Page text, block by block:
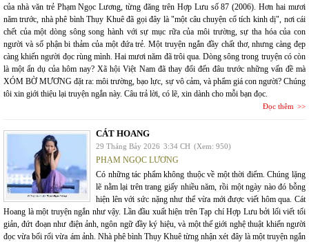
của nhà văn trẻ Phạm Ngọc Lương, từng đăng trên Hợp Lưu số 87 (2006). Hơn hai mươi
năm trước, nhà phê bình Thụy Khuê đã gọi đây là "một câu chuyện cổ tích kinh dị", nơi cái
chết của một dòng sông song hành với sự mục rữa của môi trường, sự tha hóa của con
người và số phận bi thảm của một đứa trẻ. Một truyện ngắn đầy chất thơ, nhưng càng đẹp
càng khiến người đọc rùng mình. Hai mươi năm đã trôi qua. Dòng sông trong truyện có còn
là một ẩn dụ của hôm nay? Xã hội Việt Nam đã thay đổi đến đâu trước những vấn đề mà
XÓM BỜ MƯƠNG đặt ra: môi trường, bạo lực, sự vô cảm, và phẩm giá con người? Chúng
tôi xin giới thiệu lại truyện ngắn này. Câu trả lời, có lẽ, xin dành cho mỗi bạn đọc.
Đọc thêm
CÁT HOANG
29 Tháng Bảy 2026 3:34 CH (Xem: 950)
PHẠM NGỌC LƯƠNG
Có những tác phẩm không thuộc về một thời điểm. Chúng lặng
lẽ nằm lại trên trang giấy nhiều năm, rồi một ngày nào đó bỗng
hiện lên với sức nặng như thể vừa mới được viết hôm qua. Cát
Hoang là một truyện ngắn như vậy. Lần đầu xuất hiện trên Tạp chí Hợp Lưu bởi lối viết tối
giản, đứt đoạn như điện ảnh, ngôn ngữ đầy ký hiệu, và một thế giới nghệ thuật khiến người
đọc vừa bối rối vừa ám ảnh. Nhà phê bình Thụy Khuê từng nhận xét đây là một truyện ngắn